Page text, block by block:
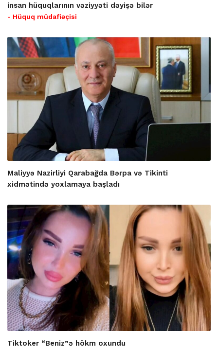
insan hüquqlarının vəziyyəti dəyişə bilər
- Hüquq müdafiəçisi
Maliyyə Nazirliyi Qarabağda Bərpa və Tikinti
xidmətində yoxlamaya başladı
Tiktoker “Beniz”ə hökm oxundu